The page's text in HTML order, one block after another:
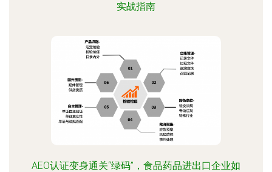
实战指南
AEO认证变身通关“绿码”，食品药品进出口企业如